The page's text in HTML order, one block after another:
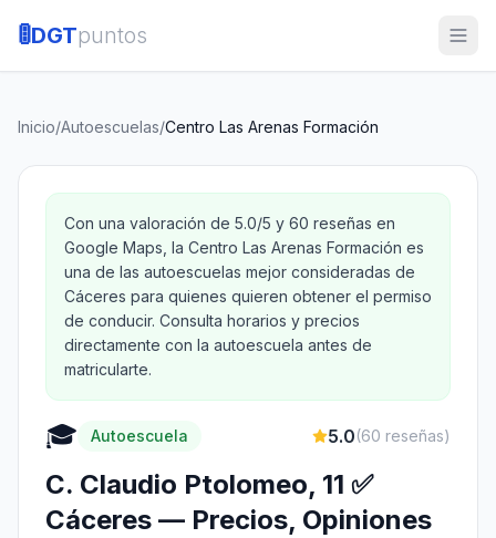
🚦DGTpuntos
Inicio/Autoescuelas/Centro Las Arenas Formación
Con una valoración de 5.0/5 y 60 reseñas en
Google Maps, la Centro Las Arenas Formación es
una de las autoescuelas mejor consideradas de
Cáceres para quienes quieren obtener el permiso
de conducir. Consulta horarios y precios
directamente con la autoescuela antes de
matricularte.
🎓 Autoescuela 5.0(60 reseñas)
C. Claudio Ptolomeo, 11 ✅
Cáceres — Precios, Opiniones